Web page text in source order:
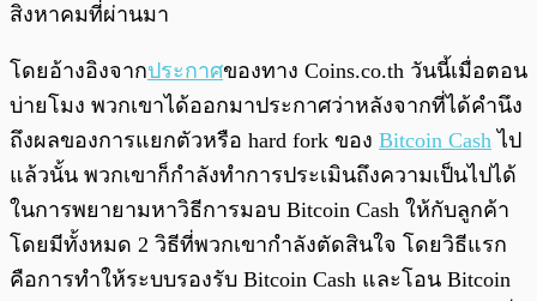
สิงหาคมที่ผ่านมา
โดยอ้างอิงจากประกาศของทาง Coins.co.th วันนี้เมื่อตอน
บ่ายโมง พวกเขาได้ออกมาประกาศว่าหลังจากที่ได้คำนึง
ถึงผลของการแยกตัวหรือ hard fork ของ Bitcoin Cash ไป
แล้วนั้น พวกเขาก็กำลังทำการประเมินถึงความเป็นไปได้
ในการพยายามหาวิธีการมอบ Bitcoin Cash ให้กับลูกค้า
โดยมีทั้งหมด 2 วิธีที่พวกเขากำลังตัดสินใจ โดยวิธีแรก
คือการทำให้ระบบรองรับ Bitcoin Cash และโอน Bitcoin